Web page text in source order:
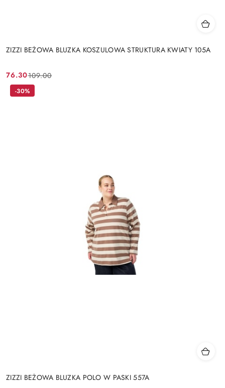
ZIZZI BEŻOWA BLUZKA KOSZULOWA STRUKTURA KWIATY 105A
Cena
promocyjna:
76.30
Cena
przed
109.00
ZIZZI BEŻOWA BLUZKA POLO W PASKI 557A
-30%